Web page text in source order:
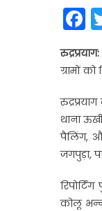
रुद्रप्रयाग:
ग्रामों
थाना
पैलिंग,
जगपुड़ा,
कोलू